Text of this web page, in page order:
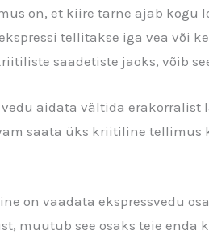
on, et kiire tarne ajab
tellitakse iga vea või
saadetiste jaoks, võib
aidata vältida
saata üks kriitiline
on vaadata ekspressvedu
muutub see osaks teie enda